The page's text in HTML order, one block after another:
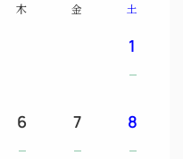
木 金 土
1
6 7 8